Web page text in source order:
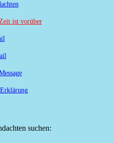
ist vorüber
suchen: